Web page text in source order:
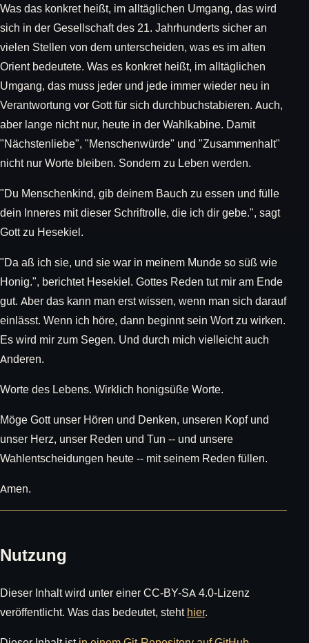
Was das konkret heißt, im alltäglichen Umgang, das wird
sich in der Gesellschaft des 21. Jahrhunderts sicher an
vielen Stellen von dem unterscheiden, was es im alten
Orient bedeutete. Was es konkret heißt, im alltäglichen
Umgang, das muss jeder und jede immer wieder neu in
Verantwortung vor Gott für sich durchbuchstabieren. Auch,
aber lange nicht nur, heute in der Wahlkabine. Damit
"Nächstenliebe", "Menschenwürde" und "Zusammenhalt"
nicht nur Worte bleiben. Sondern zu Leben werden.
"Du Menschenkind, gib deinem Bauch zu essen und fülle
dein Inneres mit dieser Schriftrolle, die ich dir gebe.", sagt
Gott zu Hesekiel.
"Da aß ich sie, und sie war in meinem Munde so süß wie
Honig.", berichtet Hesekiel. Gottes Reden tut mir am Ende
gut. Aber das kann man erst wissen, wenn man sich darauf
einlässt. Wenn ich höre, dann beginnt sein Wort zu wirken.
Es wird mir zum Segen. Und durch mich vielleicht auch
Anderen.
Worte des Lebens. Wirklich honigsüße Worte.
Möge Gott unser Hören und Denken, unseren Kopf und
unser Herz, unser Reden und Tun -- und unsere
Wahlentscheidungen heute -- mit seinem Reden füllen.
Amen.
Nutzung
Dieser Inhalt wird unter einer CC-BY-SA 4.0-Lizenz
veröffentlicht. Was das bedeutet, stehthier.